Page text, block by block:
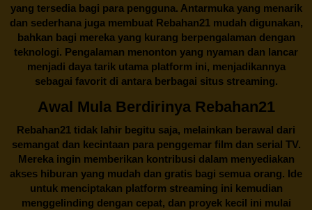
yang tersedia bagi para pengguna. Antarmuka yang menarik
dan sederhana juga membuatRebahan21mudah digunakan,
bahkan bagi mereka yang kurang berpengalaman dengan
teknologi. Pengalaman menonton yang nyaman dan lancar
menjadi daya tarik utama platform ini, menjadikannya
sebagai favorit di antara berbagai situs streaming.
Awal Mula Berdirinya Rebahan21
Rebahan21 tidak lahir begitu saja, melainkan berawal dari
semangat dan kecintaan para penggemar film dan serial TV.
Mereka ingin memberikan kontribusi dalam menyediakan
akses hiburan yang mudah dan gratis bagi semua orang. Ide
untuk menciptakan platform streaming ini kemudian
menggelinding dengan cepat, dan proyek kecil ini mulai